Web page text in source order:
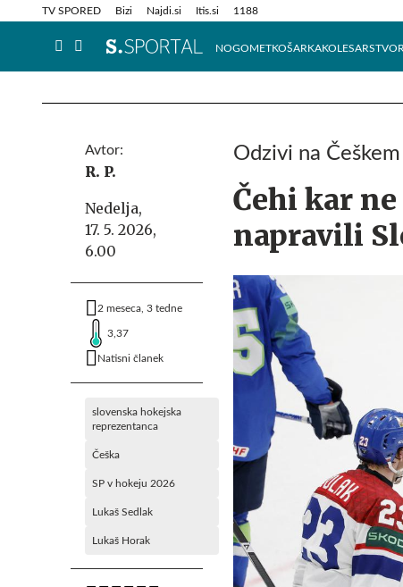
TV SPORED Bizi Najdi.si Itis.si 1188
NOGOMETKOŠARKAKOLESARSTVO
Info in obvestila Tehnik
Avtor:
R. P.
Nedelja,
17. 5. 2026,
6.00
2 meseca, 3 tedne
3,37
Natisni članek
slovenska hokejska
reprezentanca
Češka
SP v hokeju 2026
Lukaš Sedlak
Lukaš Horak
Odzivi na
Čehi kar
napravili